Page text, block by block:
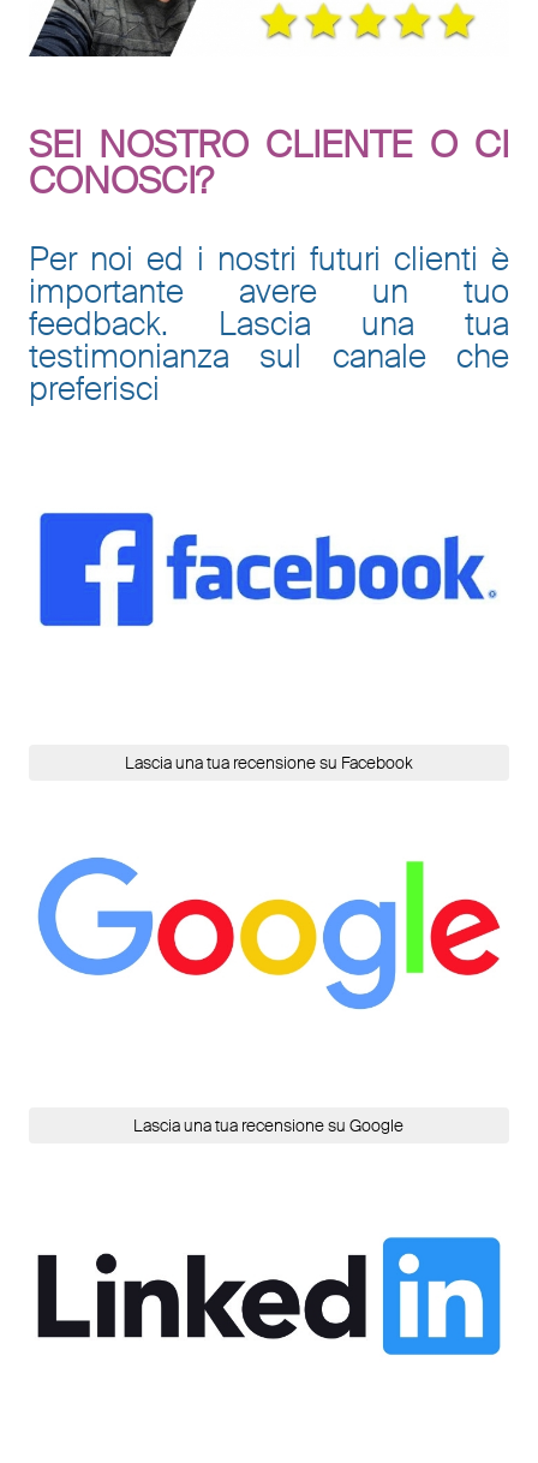
SEI NOSTRO CLIENTE O CI
CONOSCI?
Per noi ed i nostri futuri clienti è
importante avere un tuo
feedback. Lascia una tua
testimonianza sul canale che
preferisci
Lascia una tua recensione su Facebook
Lascia una tua recensione su Google